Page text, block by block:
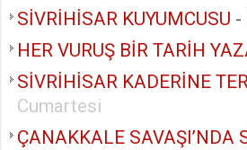
SİVRİHİSAR KUYUMCUSU -
HER VURUŞ BİR TARİH
SİVRİHİSAR KADERİNE
Cumartesi
ÇANAKKALE SAVAŞI’NDA